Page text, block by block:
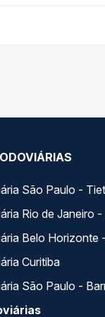
garante a melhor
São Paulo -
Rio de Janeiro
Belo Horizonte
Curitiba
São Paulo -